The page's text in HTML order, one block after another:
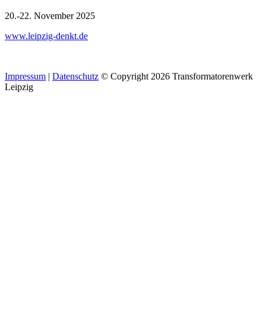
20.-22. November 2025
www.leipzig-denkt.de
Impressum | Datenschutz © Copyright 2026 Transformatorenwerk
Leipzig